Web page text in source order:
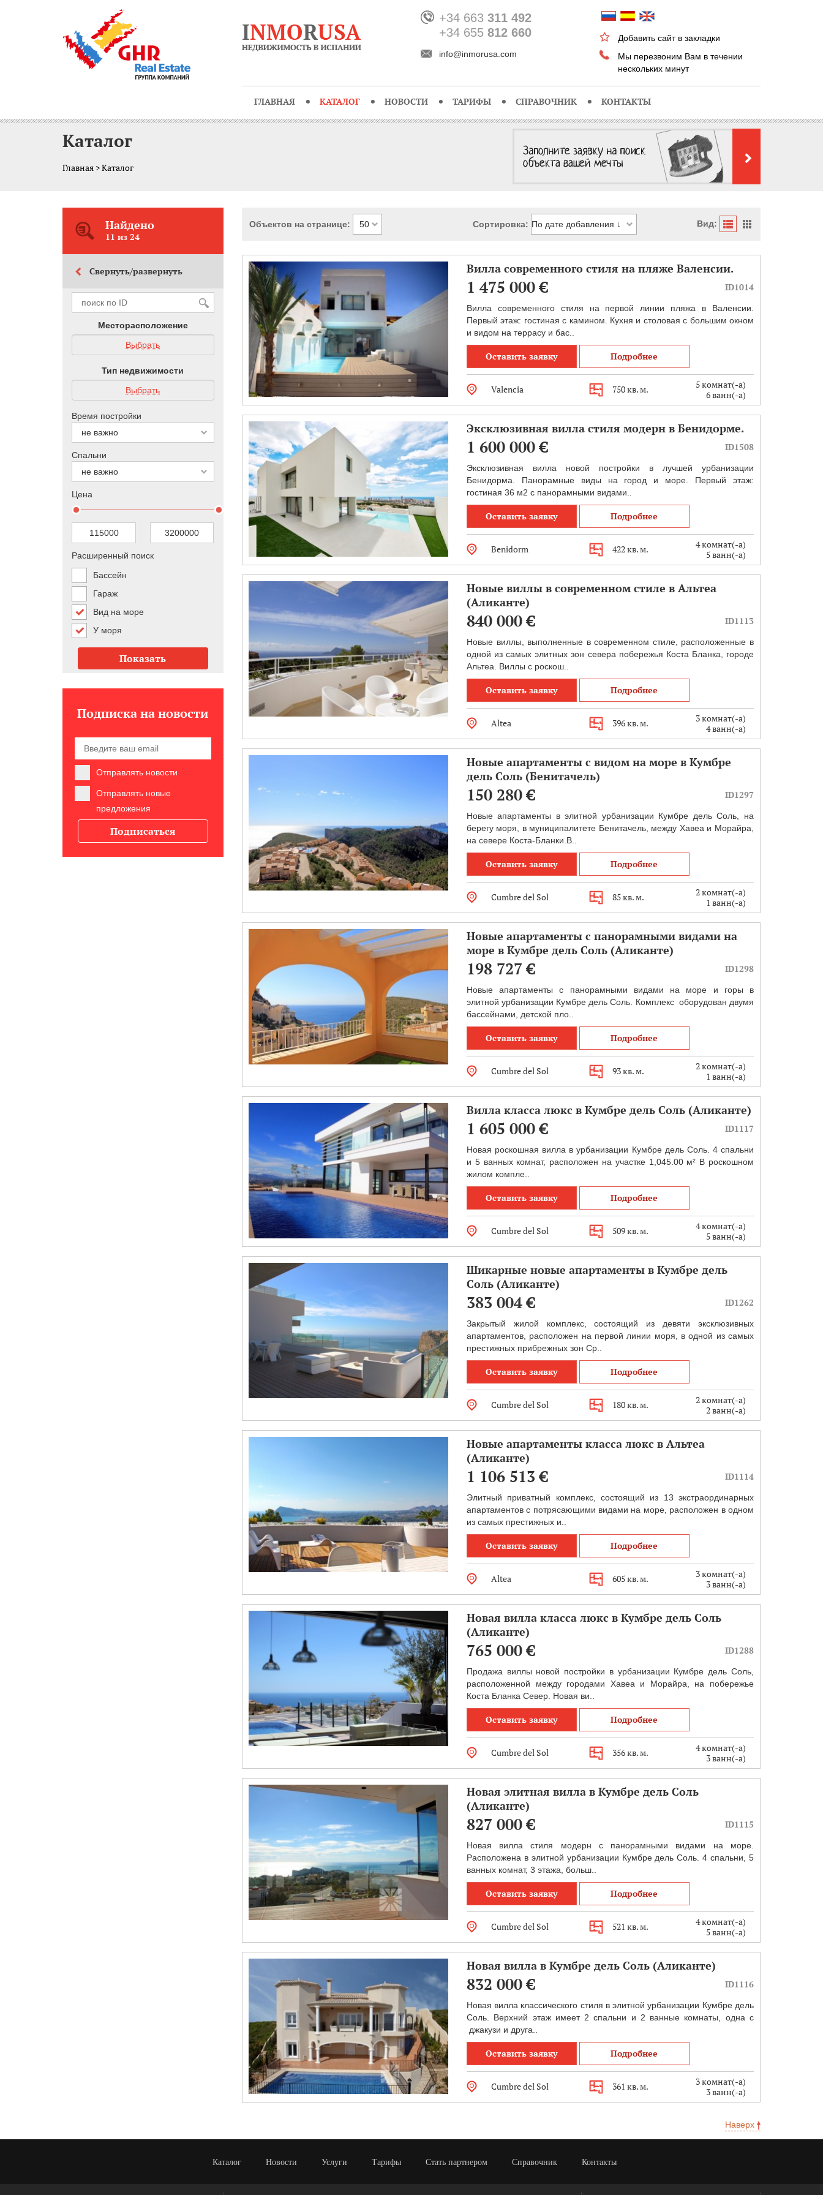
+34 663 311 492
+34 655 812 660
info@inmorusa.com
Добавить сайт в закладки
Мы перезвоним Вам в течении
нескольких минут
ГЛАВНАЯ КАТАЛОГ НОВОСТИ ТАРИФЫ СПРАВОЧНИК КОНТАКТЫ
Каталог
Главная > Каталог
Найдено
11 из 24
Свернуть/развернуть
Месторасположение
Выбрать
Тип недвижимости
Выбрать
Время постройки
Спальни
Цена
Расширенный поиск
Бассейн
Гараж
Вид на море
У моря
Показать
Подписка на новости
Отправлять новости
Отправлять новые
предложения
Подписаться
Объектов на странице: Сортировка: Вид:
Вилла современного стиля на пляже Валенсии.
1 475 000€ ID1014
Вилла современного стиля на первой линии пляжа в Валенсии.
Первый этаж: гостиная с камином. Кухня и столовая с большим окном
и видом на террасу и бас..
Оставить заявку Подробнее
Valencia 750 кв. м.
5 комнат(-а)
6 ванн(-а)
Эксклюзивная вилла стиля модерн в Бенидорме.
1 600 000€ ID1508
Эксклюзивная вилла новой постройки в лучшей урбанизации
Бенидорма. Панорамные виды на город и море. Первый этаж:
гостиная 36 м2 с панорамными видами..
Оставить заявку Подробнее
Benidorm 422 кв. м.
4 комнат(-а)
5 ванн(-а)
Новые виллы в современном стиле в Альтеа
(Аликанте)
840 000€ ID1113
Новые виллы, выполненные в современном стиле, расположенные в
одной из самых элитных зон севера побережья Коста Бланка, городе
Альтеа. Виллы с роскош..
Оставить заявку Подробнее
Altea 396 кв. м.
3 комнат(-а)
4 ванн(-а)
Новые апартаменты с видом на море в Кумбре
дель Соль (Бенитачель)
150 280€ ID1297
Новые апартаменты в элитной урбанизации Кумбре дель Соль, на
берегу моря, в муниципалитете Бенитачель, между Хавеа и Морайра,
на севере Коста-Бланки.В..
Оставить заявку Подробнее
Cumbre del Sol 85 кв. м.
2 комнат(-а)
1 ванн(-а)
Новые апартаменты с панорамными видами на
море в Кумбре дель Соль (Аликанте)
198 727 € ID1298
Новые апартаменты с панорамными видами на море и горы в
элитной урбанизации Кумбре дель Соль. Комплекс оборудован двумя
бассейнами, детской пло..
Оставить заявку Подробнее
Cumbre del Sol 93 кв. м.
2 комнат(-а)
1 ванн(-а)
Вилла класса люкс в Кумбре дель Соль (Аликанте)
1 605 000€ ID1117
Новая роскошная вилла в урбанизации Кумбре дель Соль. 4 спальни
и 5 ванных комнат, расположен на участке 1,045.00 м² В роскошном
жилом компле..
Оставить заявку Подробнее
Cumbre del Sol 509 кв. м.
4 комнат(-а)
5 ванн(-а)
Шикарные новые апартаменты в Кумбре дель
Соль (Аликанте)
383 004€ ID1262
Закрытый жилой комплекс, состоящий из девяти эксклюзивных
апартаментов, расположен на первой линии моря, в одной из самых
престижных прибрежных зон Ср..
Оставить заявку Подробнее
Cumbre del Sol 180 кв. м.
2 комнат(-а)
2 ванн(-а)
Новые апартаменты класса люкс в Альтеа
(Аликанте)
1 106 513 € ID1114
Элитный приватный комплекс, состоящий из 13 экстраординарных
апартаментов с потрясающими видами на море, расположен в одном
из самых престижных и..
Оставить заявку Подробнее
Altea 605 кв. м.
3 комнат(-а)
3 ванн(-а)
Новая вилла класса люкс в Кумбре дель Соль
(Аликанте)
765 000€ ID1288
Продажа виллы новой постройки в урбанизации Кумбре дель Соль,
расположенной между городами Хавеа и Морайра, на побережье
Коста Бланка Север. Новая ви..
Оставить заявку Подробнее
Cumbre del Sol 356 кв. м.
4 комнат(-а)
3 ванн(-а)
Новая элитная вилла в Кумбре дель Соль
(Аликанте)
827 000€ ID1115
Новая вилла стиля модерн с панорамными видами на море.
Расположена в элитной урбанизации Кумбре дель Соль. 4 спальни, 5
ванных комнат, 3 этажа, больш..
Оставить заявку Подробнее
Cumbre del Sol 521 кв. м.
4 комнат(-а)
5 ванн(-а)
Новая вилла в Кумбре дель Соль (Аликанте)
832 000€ ID1116
Новая вилла классического стиля в элитной урбанизации Кумбре дель
Соль. Верхний этаж имеет 2 спальни и 2 ванные комнаты, одна с
джакузи и друга..
Оставить заявку Подробнее
Cumbre del Sol 361 кв. м.
3 комнат(-а)
3 ванн(-а)
Наверх
Каталог Новости Услуги Тарифы Стать партнером Справочник Контакты